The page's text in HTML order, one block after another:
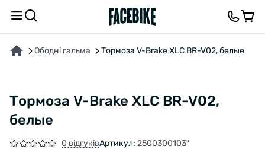
Ободні гальма Тормоза V-Brake XLC BR-V02, белые
Тормоза V-Brake XLC BR-V02,
белые
0 відгуківАртикул: 2500300103*
ПРО ТОВАР ВІДГУКИ ТА ЗАПИТАННЯ